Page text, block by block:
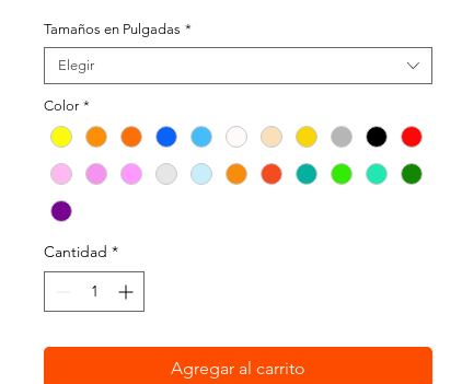
Tamaños en Pulgadas *
Elegir
Color *
Cantidad *
Agregar al carrito